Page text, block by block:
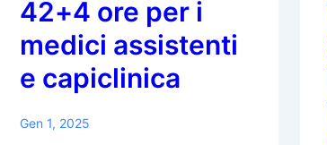
o
generale
(Praxisassistenz)
42+4 ore per i
medici assistenti
e capiclinica
Gen 1, 2025